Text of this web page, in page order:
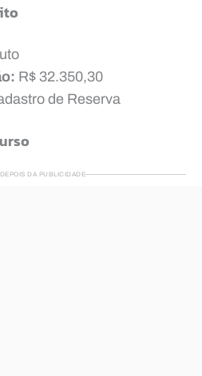
R$ 32.350,30
de Reserva
DA PUBLICIDADE